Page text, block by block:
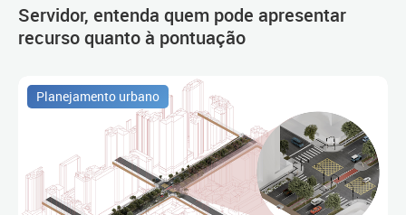
Servidor, entenda quem pode apresentar
recurso quanto à pontuação
Planejamento urbano